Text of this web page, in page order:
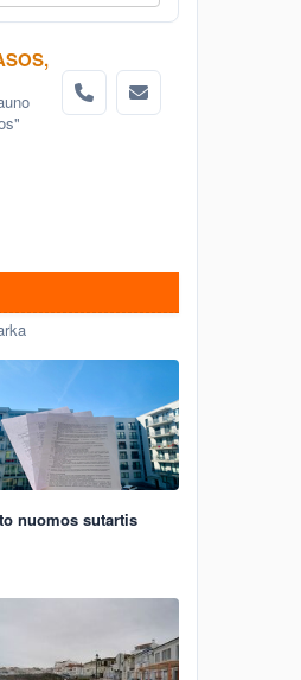
nuomos sutartis